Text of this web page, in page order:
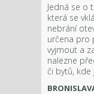
Jedná se o
která se
nebrání
určena pro
vyjmout a
nalezne
či bytů, kde